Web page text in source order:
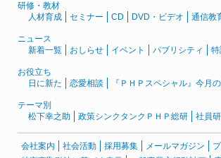
研修・教材
人材育成
セミナー CD DVD・ビデオ 通信教
ニュース
新着一覧
おしらせ イベント パブリシティ 特
お役立ち
日に新た
恋愛相談 『ＰＨＰスペシャル』今月
テーマ別
松下幸之助
政策シンクタンクＰＨＰ総研 社員
会社案内 社会活動 採用募集 メールマガジン